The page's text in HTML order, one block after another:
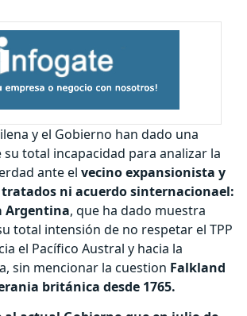
y el Gobierno han dado una
total incapacidad para analizar la
ante el vecino expansionista y
ni acuerdo sinternacionael:
Argentina, que ha dado muestra
total intensión de no respetar el TPP
el Pacífico Austral y hacia la
sin mencionar la cuestion Falkland
británica desde 1765.